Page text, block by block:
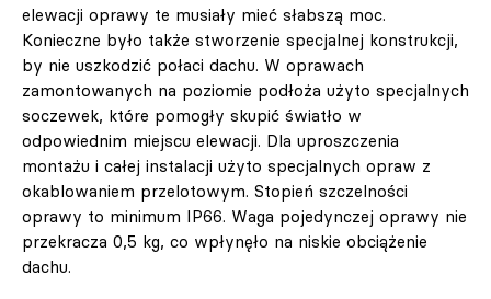
elewacji oprawy te musiały mieć słabszą moc.
Konieczne było także stworzenie specjalnej konstrukcji,
by nie uszkodzić połaci dachu. W oprawach
zamontowanych na poziomie podłoża użyto specjalnych
soczewek, które pomogły skupić światło w
odpowiednim miejscu elewacji. Dla uproszczenia
montażu i całej instalacji użyto specjalnych opraw z
okablowaniem przelotowym. Stopień szczelności
oprawy to minimum IP66. Waga pojedynczej oprawy nie
przekracza 0,5 kg, co wpłynęło na niskie obciążenie
dachu.